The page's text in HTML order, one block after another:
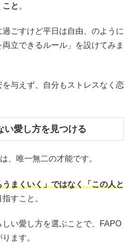
こと 。
ごすけど平日は自由、のように
両立できるルール」を設けてみま
与えず、自分もストレスなく恋
い愛し方を見つける
、唯一無二の才能です。
うまくいく」ではなく「この人と
指すこと。
い愛し方を選ぶことで、FAPO
ます。